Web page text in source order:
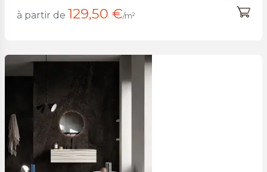
à partir de 129,50 €/m²